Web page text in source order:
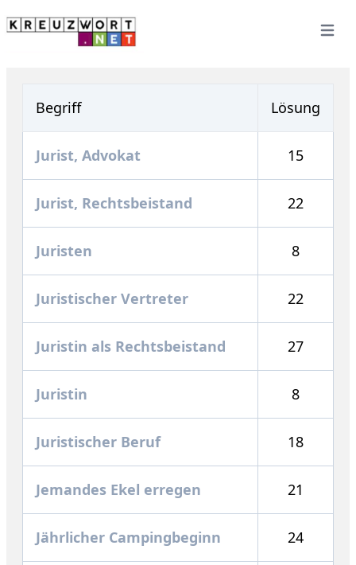
Open
Begriff Lösung
Jurist, Advokat 15
Jurist, Rechtsbeistand 22
Juristen 8
Juristischer Vertreter 22
Juristin als Rechtsbeistand 27
Juristin 8
Juristischer Beruf 18
Jemandes Ekel erregen 21
Jährlicher Campingbeginn 24